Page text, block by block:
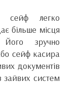
сейф легко
більше місця
зручно
сейф касира
документів
зайвих систем